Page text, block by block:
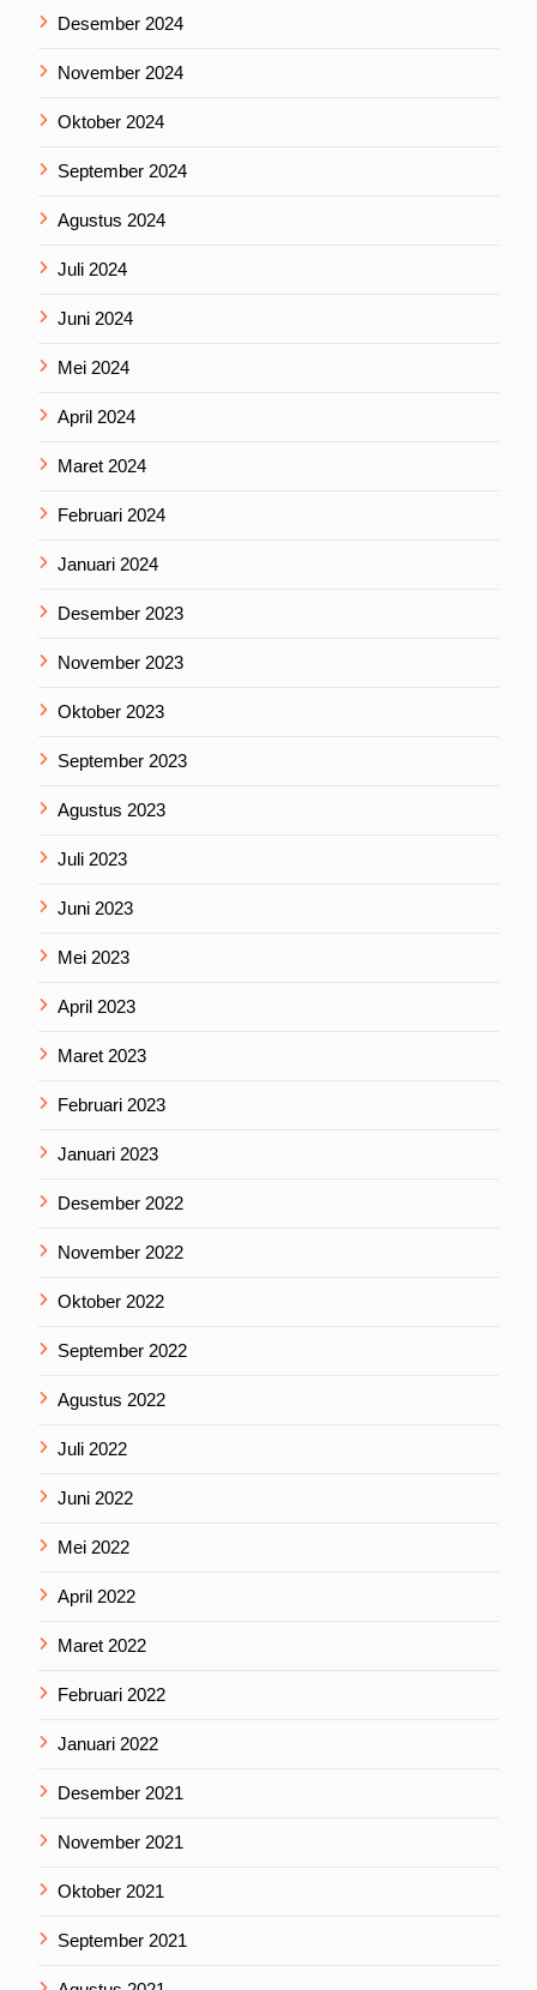
Desember 2024
November 2024
Oktober 2024
September 2024
Agustus 2024
Juli 2024
Juni 2024
Mei 2024
April 2024
Maret 2024
Februari 2024
Januari 2024
Desember 2023
November 2023
Oktober 2023
September 2023
Agustus 2023
Juli 2023
Juni 2023
Mei 2023
April 2023
Maret 2023
Februari 2023
Januari 2023
Desember 2022
November 2022
Oktober 2022
September 2022
Agustus 2022
Juli 2022
Juni 2022
Mei 2022
April 2022
Maret 2022
Februari 2022
Januari 2022
Desember 2021
November 2021
Oktober 2021
September 2021